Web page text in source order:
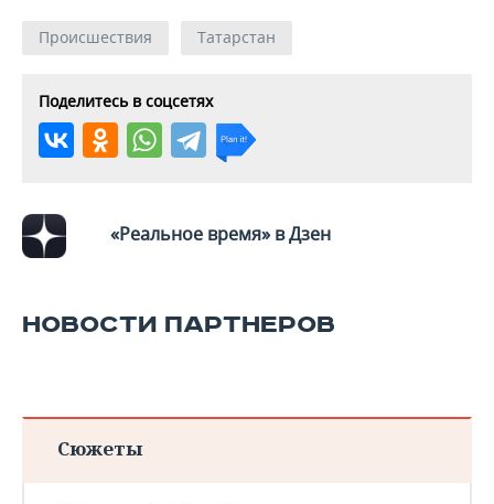
Происшествия Татарстан
Поделитесь в соцсетях
«Реальное время» в Дзен
НОВОСТИ ПАРТНЕРОВ
Сюжеты